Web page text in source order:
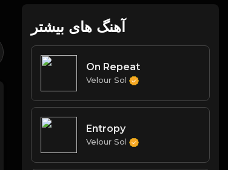
آهنگ های بیشتر
On Repeat
Velour Sol
Entropy
Velour Sol